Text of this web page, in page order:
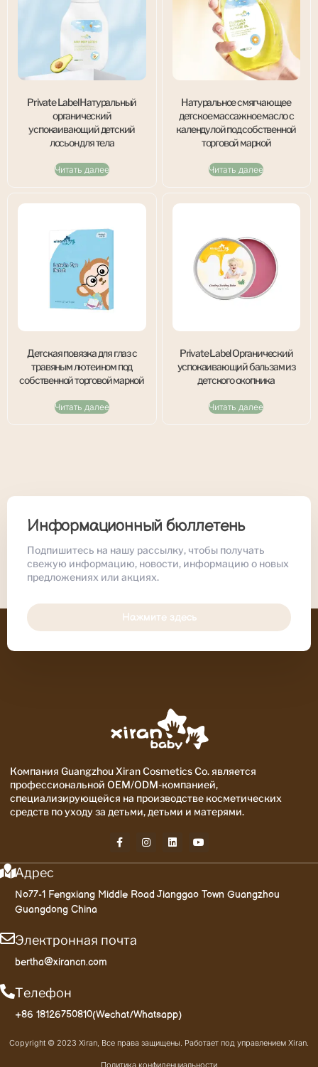
Private Label Натуральный
органический
успокаивающий детский
лосьон для тела
Читать далее
Натуральное смягчающее
детское массажное масло с
календулой под собственной
торговой маркой
Читать далее
Детская повязка для глаз с
травяным лютеином под
собственной торговой маркой
Читать далее
Private Label Органический
успокаивающий бальзам из
детского окопника
Читать далее
Информационный бюллетень
Подпишитесь на нашу рассылку, чтобы получать
свежую информацию, новости, информацию о новых
предложениях или акциях.
Нажмите здесь
Компания Guangzhou Xiran Cosmetics Co. является
профессиональной OEM/ODM-компанией,
специализирующейся на производстве косметических
средств по уходу за детьми, детьми и матерями.
Адрес
No77-1 Fengxiang Middle Road Jianggao Town Guangzhou
Guangdong China
Электронная почта
bertha@xirancn.com
Телефон
+86 18126750810(Wechat/Whatsapp)
Copyright © 2023 Xiran, Все права защищены. Работает под управлением Xiran.
Политика конфиденциальности